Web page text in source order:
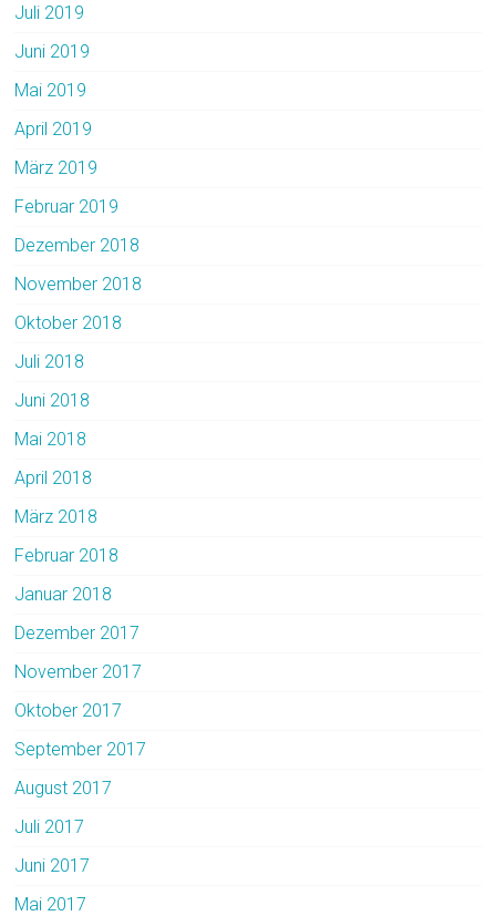
Juli 2019
Juni 2019
Mai 2019
April 2019
März 2019
Februar 2019
Dezember 2018
November 2018
Oktober 2018
Juli 2018
Juni 2018
Mai 2018
April 2018
März 2018
Februar 2018
Januar 2018
Dezember 2017
November 2017
Oktober 2017
September 2017
August 2017
Juli 2017
Juni 2017
Mai 2017